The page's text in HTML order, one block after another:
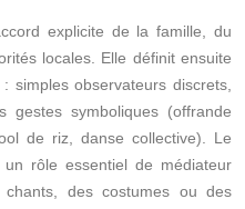
explicite de la famille, du
locales. Elle définit ensuite
simples observateurs discrets,
symboliques (offrande
de riz, danse collective). Le
rôle essentiel de médiateur
des costumes ou des